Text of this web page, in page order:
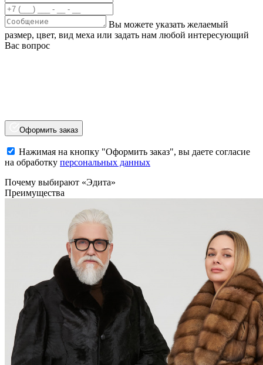
Вы можете указать желаемый
размер, цвет, вид меха или задать нам любой интересующий
Вас вопрос
Оформить заказ
Нажимая на кнопку "Оформить заказ", вы даете согласие
на обработку персональных данных
Почему выбирают «Эдита»
Преимущества